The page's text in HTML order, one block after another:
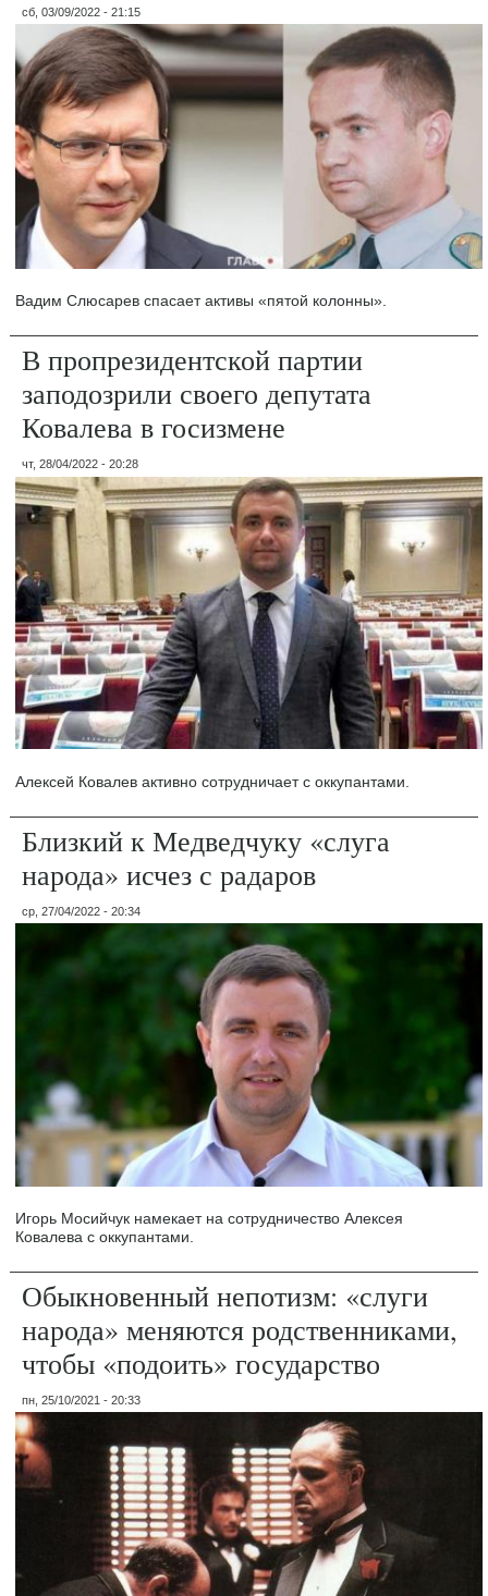
сб, 03/09/2022 - 21:15
Вадим Слюсарев спасает активы «пятой колонны».
В пропрезидентской партии
заподозрили своего депутата
Ковалева в госизмене
чт, 28/04/2022 - 20:28
Алексей Ковалев активно сотрудничает с оккупантами.
Близкий к Медведчуку «слуга
народа» исчез с радаров
ср, 27/04/2022 - 20:34
Игорь Мосийчук намекает на сотрудничество Алексея
Ковалева с оккупантами.
Обыкновенный непотизм: «слуги
народа» меняются родственниками,
чтобы «подоить» государство
пн, 25/10/2021 - 20:33